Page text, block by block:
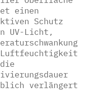
einen
Schutz
UV-Licht,
verlängert.